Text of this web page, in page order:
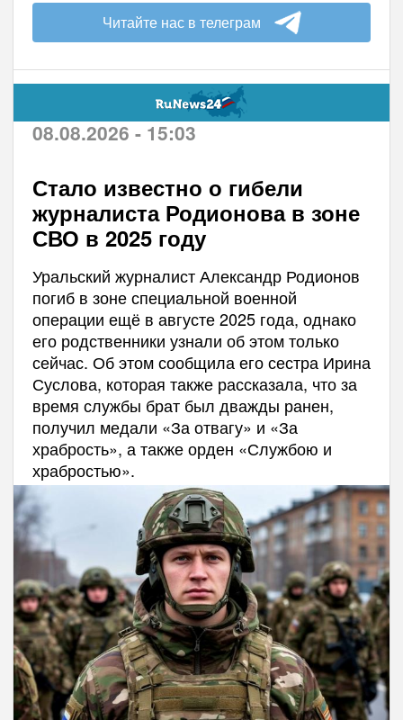
Читайте нас в телеграм
08.08.2026 - 15:03
Стало известно о гибели
журналиста Родионова в зоне
СВО в 2025 году
Уральский журналист Александр Родионов
погиб в зоне специальной военной
операции ещё в августе 2025 года, однако
его родственники узнали об этом только
сейчас. Об этом сообщила его сестра Ирина
Суслова, которая также рассказала, что за
время службы брат был дважды ранен,
получил медали «За отвагу» и «За
храбрость», а также орден «Службою и
храбростью».